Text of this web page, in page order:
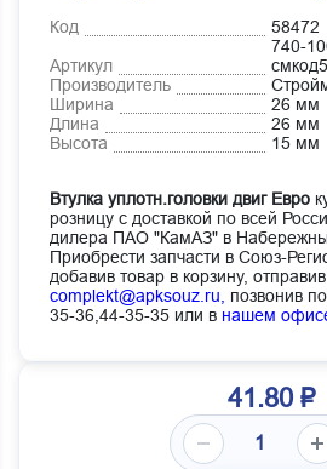
Код
58472
Артикул
740-
Производитель
Ширина
26 мм
Длина
26 мм
Высота
15 мм
Втулка уплотн.головки двиг Евро
розницу с доставкой по всей
дилера ПАО "КамАЗ" в
Приобрести запчасти в Союз-
добавив товар в корзину,
complekt@apksouz.ru,
позвонив
35-36,44-35-35 или в нашем
41.80 ₽